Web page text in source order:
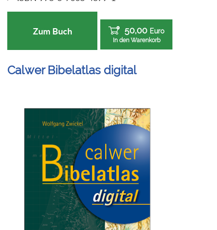
Zum Buch 50,00 Euro
In den Warenkorb
Calwer Bibelatlas digital